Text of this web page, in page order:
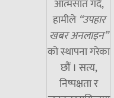
आत्मसात गर्दै,
हामीले “उपहार
खबर अनलाइन”
को स्थापना गरेका
छौं । सत्य,
निष्पक्षता र